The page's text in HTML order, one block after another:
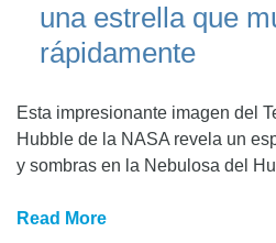
una estrella que
rápidamente
Esta impresionante imagen del
Hubble de la NASA revela un
y sombras en la Nebulosa del
Read More